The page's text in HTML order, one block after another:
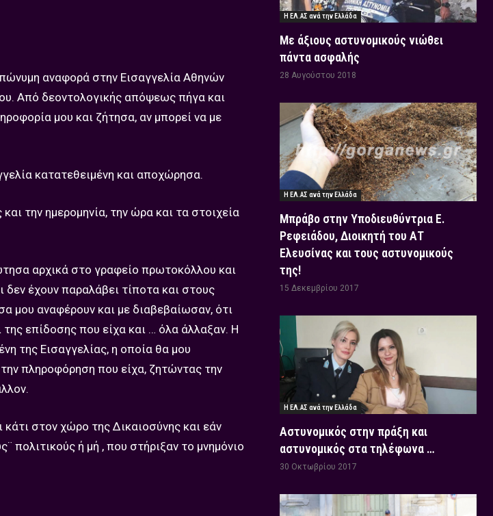
αναφορά στην Εισαγγελία Αθηνών
Από δεοντολογικής απόψεως πήγα και
μου και ζήτησα, αν μπορεί να με
κατατεθειμένη και αποχώρησα.
την ημερομηνία, την ώρα και τα στοιχεία
αρχικά στο γραφείο πρωτοκόλλου και
έχουν παραλάβει τίποτα και στους
μου αναφέρουν και με διαβεβαίωσαν, ότι
επίδοσης που είχα και … όλα άλλαξαν. Η
της Εισαγγελίας, η οποία θα μου
πληροφόρηση που είχα, ζητώντας την
στον χώρο της Δικαιοσύνης και εάν
πολιτικούς ή μή , που στήριξαν το μνημόνιο
Η ΕΛ.ΑΣ ανά την Ελλάδα
Με άξιους αστυνομικούς νιώθει
πάντα ασφαλής
28 Αυγούστου 2018
Η ΕΛ.ΑΣ ανά την Ελλάδα
Μπράβο στην Υποδιευθύντρια Ε.
Ρεφειάδου, Διοικητή του ΑΤ
Ελευσίνας και τους αστυνομικούς
της!
15 Δεκεμβρίου 2017
Η ΕΛ.ΑΣ ανά την Ελλάδα
Αστυνομικός στην πράξη και
αστυνομικός στα τηλέφωνα …
30 Οκτωβρίου 2017